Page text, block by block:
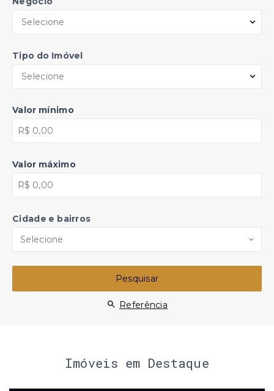
Selecione
Tipo do Imóvel
Selecione
Valor mínimo
Valor máximo
Cidade e bairros
Selecione
Pesquisar
Referência
Imóveis em Destaque